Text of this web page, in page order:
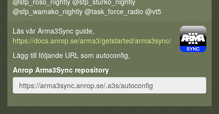
@sfp_wamako_nightly @task_force_radio @vt5
Läs vår Arma3Sync guide,
https://docs.anrop.se/arma3/getstarted/arma3sync/
Lägg till följande URL som autoconfig,
Anrop Arma3Sync repository